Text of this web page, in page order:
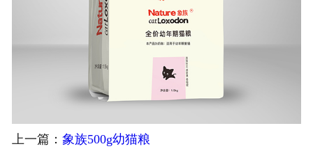
上一篇： 象族500g幼猫粮